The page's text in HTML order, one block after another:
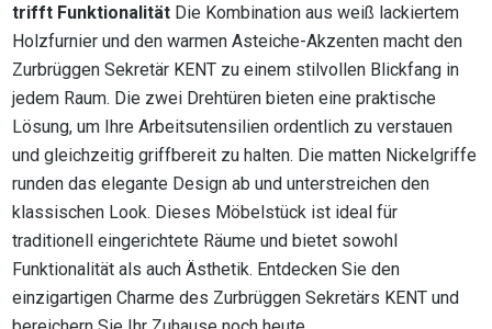
trifft Funktionalität Die Kombination aus weiß lackiertem
Holzfurnier und den warmen Asteiche-Akzenten macht den
Zurbrüggen Sekretär KENT zu einem stilvollen Blickfang in
jedem Raum. Die zwei Drehtüren bieten eine praktische
Lösung, um Ihre Arbeitsutensilien ordentlich zu verstauen
und gleichzeitig griffbereit zu halten. Die matten Nickelgriffe
runden das elegante Design ab und unterstreichen den
klassischen Look. Dieses Möbelstück ist ideal für
traditionell eingerichtete Räume und bietet sowohl
Funktionalität als auch Ästhetik. Entdecken Sie den
einzigartigen Charme des Zurbrüggen Sekretärs KENT und